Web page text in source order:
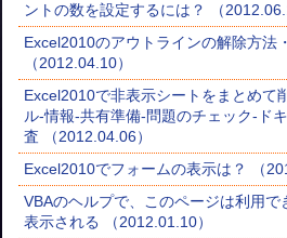
ントの数を設定するには？ （
Excel2010のアウトラインの解除方法
（2012.04.10）
Excel2010で非表示シートをまとめて
ル-情報-共有準備-問題のチェック-ド
査 （2012.04.06）
Excel2010でフォームの表示は？ （
VBAのヘルプで、このページは利用で
表示される （2012.01.10）